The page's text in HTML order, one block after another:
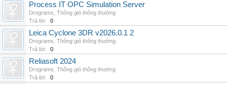
Process IT OPC Simulation Server
Drograms Thông gió thông thường
Trả lời:
0
Leica Cyclone 3DR v2026.0.1 2
Drograms Thông gió thông thường
Trả lời:
0
Reliasoft 2024
Drograms Thông gió thông thường
Trả lời:
0